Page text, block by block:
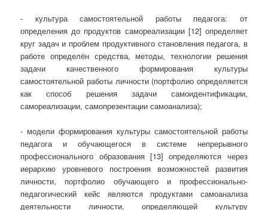
- культура самостоятельной работы педагога: от
определения до продуктов самореализации [12] определяет
круг задач и проблем продуктивного становления педагога, в
работе определён средства, методы, технологии решения
задачи качественного формирования культуры
самостоятельной работы личности (портфолио определяется
как способ решения задачи самоидентификации,
самореализации, самопрезентации самоанализа);
- модели формирования культуры самостоятельной работы
педагога и обучающегося в системе непрерывного
профессионального образования [13] определяются через
иерархию уровневого построения возможностей развития
личности, портфолио обучающего и профессионально-
педагогический кейс являются продуктами самоанализа
деятельности личности, определяющей культуру